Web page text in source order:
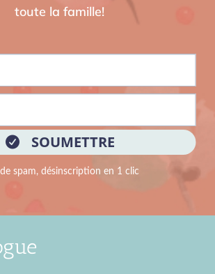
toute la famille!